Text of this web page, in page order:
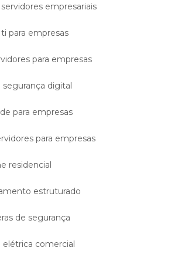
empresariais
para empresas
para empresas
digital
para empresas
para empresas
residencial
estruturado
de segurança
elétrica comercial